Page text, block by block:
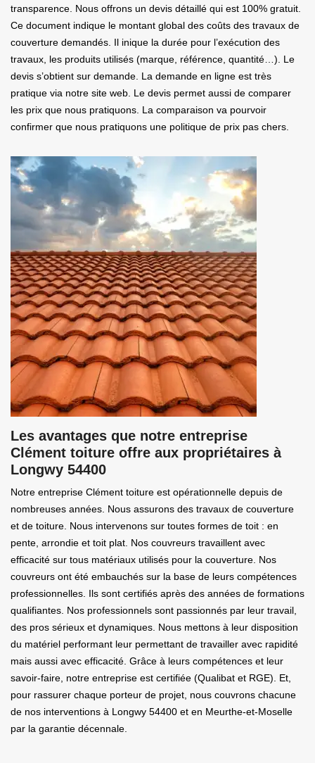
transparence. Nous offrons un devis détaillé qui est 100% gratuit.
Ce document indique le montant global des coûts des travaux de
couverture demandés. Il inique la durée pour l’exécution des
travaux, les produits utilisés (marque, référence, quantité…). Le
devis s’obtient sur demande. La demande en ligne est très
pratique via notre site web. Le devis permet aussi de comparer
les prix que nous pratiquons. La comparaison va pourvoir
confirmer que nous pratiquons une politique de prix pas chers.
Les avantages que notre entreprise
Clément toiture offre aux propriétaires à
Longwy 54400
Notre entreprise Clément toiture est opérationnelle depuis de
nombreuses années. Nous assurons des travaux de couverture
et de toiture. Nous intervenons sur toutes formes de toit : en
pente, arrondie et toit plat. Nos couvreurs travaillent avec
efficacité sur tous matériaux utilisés pour la couverture. Nos
couvreurs ont été embauchés sur la base de leurs compétences
professionnelles. Ils sont certifiés après des années de formations
qualifiantes. Nos professionnels sont passionnés par leur travail,
des pros sérieux et dynamiques. Nous mettons à leur disposition
du matériel performant leur permettant de travailler avec rapidité
mais aussi avec efficacité. Grâce à leurs compétences et leur
savoir-faire, notre entreprise est certifiée (Qualibat et RGE). Et,
pour rassurer chaque porteur de projet, nous couvrons chacune
de nos interventions à Longwy 54400 et en Meurthe-et-Moselle
par la garantie décennale.